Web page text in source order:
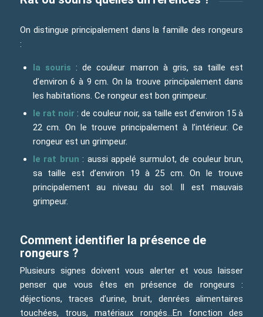
On distingue principalement dans la famille des rongeurs
:
la souris : de couleur marron à gris, sa taille est
d’environ 6 à 9 cm. On la trouve principalement dans
les habitations. Ce rongeur est bon grimpeur.
le rat noir: de couleur noir, sa taille est d’environ 15 à
22 cm. On le trouve principalement à l’intérieur. Ce
rongeur est un grimpeur.
le rat brun : aussi appelé surmulot, de couleur brun,
sa taille est d’environ 19 à 25 cm. On le trouve
principalement au niveau du sol. Il est mauvais
grimpeur.
Comment identifier la présence de
rongeurs ?
Plusieurs signes doivent vous alerter et vous laisser
penser que vous êtes en présence de rongeurs :
déjections, traces d’urine, bruit, denrées alimentaires
touchées, trous, matériaux rongés…En fonction des